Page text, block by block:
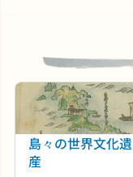
島々の世界文化遺
産